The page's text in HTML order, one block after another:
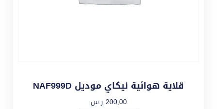
قلاية هوائية نيكاي موديل NAF999D
200,00 ر.س